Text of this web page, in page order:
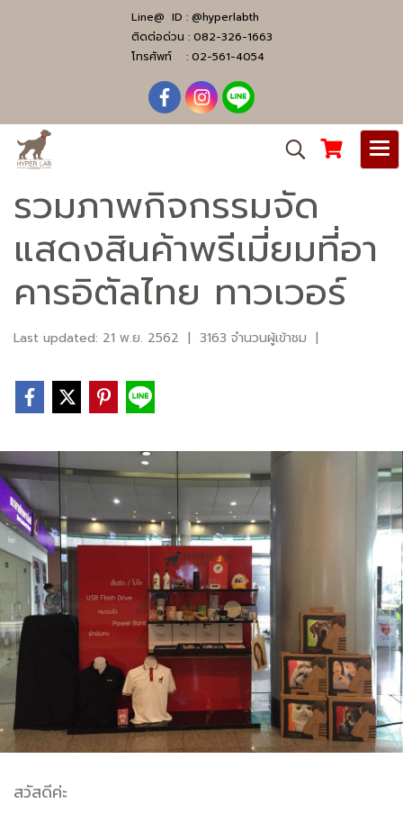
Line@ ID : @hyperlabth
ติดต่อด่วน : 082-326-1663
โทรศัพท์ : 02-561-4054
รวมภาพกิจกรรมจัด
แสดงสินค้าพรีเมี่ยมที่อา
คารอิตัลไทย ทาวเวอร์
Last updated: 21 พ.ย. 2562 | 3163 จำนวนผู้เข้าชม |
สวัสดีค่ะ